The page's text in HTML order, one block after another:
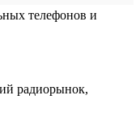
телефонов и
радиорынок,